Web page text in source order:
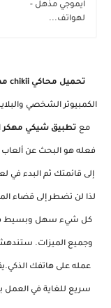
ايموجي مذهل -
لهواتف...
تحميل محاكي chikii مهكر
الكمبيوتر الشخصي
مع تطبيق شيكي مهكر
فعله هو البحث عن ألعاب
إلى قائمتك ثم البدء في
لذا لن تضطر إلى قضاء
كل شيء سهل وبسيط في
وجميع الميزات.
عمله على هاتفك
سريع للغاية في